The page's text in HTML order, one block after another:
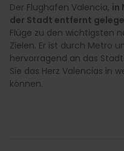
Der Flughafen Valencia, in
der Stadt entfernt
Flüge zu den wichtigsten
Zielen. Er ist durch Metro
hervorragend an das
Sie das Herz Valencias in
können.